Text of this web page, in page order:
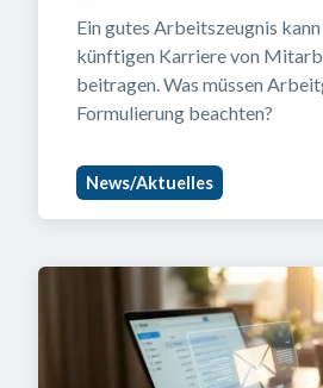
Ein gutes Arbeitszeugnis
künftigen Karriere von
beitragen. Was müssen
Formulierung beachten?
News/Aktuelles